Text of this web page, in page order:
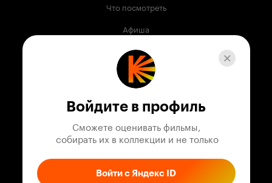
Что посмотреть
Афиша
Музыка
Телепрограмма
Служба поддержки
Войдите в профиль
Сможете оценивать фильмы,
собирать их в коллекции и не только
Войти с Яндекс ID